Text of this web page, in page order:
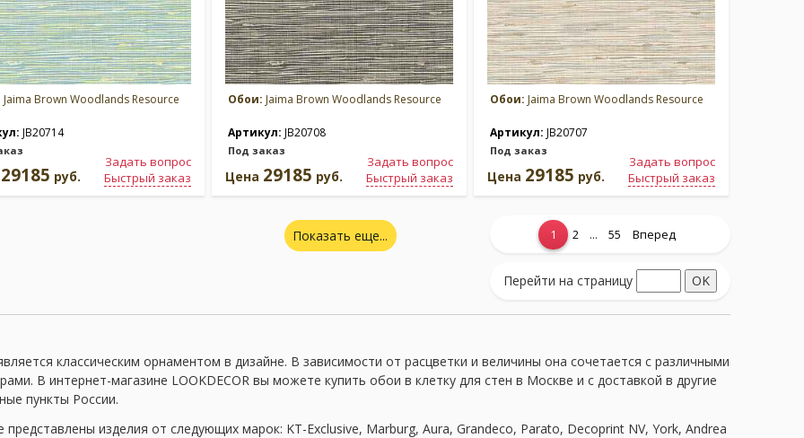
Jaima Brown Woodlands Resource
JB20714
Задать вопрос
Быстрый заказ
29185 руб.
Обои: Jaima Brown Woodlands Resource
Артикул: JB20708
Под заказ
Задать вопрос
Быстрый заказ
Цена 29185 руб.
Обои: Jaima Brown Woodlands Resource
Артикул: JB20707
Под заказ
Задать вопрос
Быстрый заказ
Цена 29185 руб.
Показать еще... 1 2 ... 55 Вперед
Перейти на страницу
классическим орнаментом в дизайне. В зависимости от расцветки и величины она сочетается с различными
В интернет-магазине LOOKDECOR вы можете купить обои в клетку для стен в Москве и с доставкой в другие
пункты России.
представлены изделия от следующих марок: KT-Exclusive, Marburg, Aura, Grandeco, Parato, Decoprint NV, York, Andrea